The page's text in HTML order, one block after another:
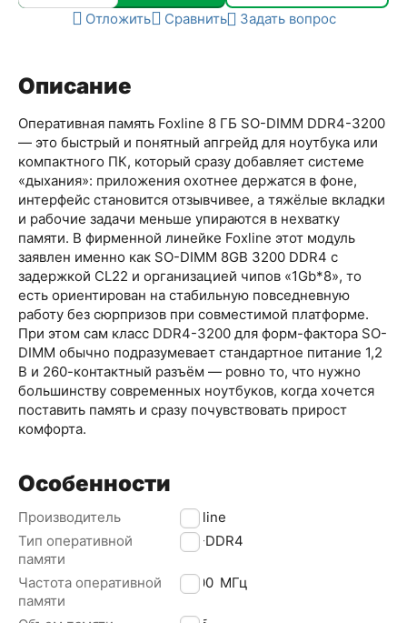
Отложить Сравнить Задать вопрос
Описание
Оперативная память Foxline 8 ГБ SO-DIMM DDR4-3200
— это быстрый и понятный апгрейд для ноутбука или
компактного ПК, который сразу добавляет системе
«дыхания»: приложения охотнее держатся в фоне,
интерфейс становится отзывчивее, а тяжёлые вкладки
и рабочие задачи меньше упираются в нехватку
памяти. В фирменной линейке Foxline этот модуль
заявлен именно как SO-DIMM 8GB 3200 DDR4 с
задержкой CL22 и организацией чипов «1Gb*8», то
есть ориентирован на стабильную повседневную
работу без сюрпризов при совместимой платформе.
При этом сам класс DDR4-3200 для форм-фактора SO-
DIMM обычно подразумевает стандартное питание 1,2
В и 260-контактный разъём — ровно то, что нужно
большинству современных ноутбуков, когда хочется
поставить память и сразу почувствовать прирост
комфорта.
Особенности
Производитель
Foxline
Тип оперативной
памяти
SO-DDR4
Частота оперативной
памяти
3200 МГц